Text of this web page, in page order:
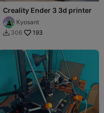
Creality Ender 3 3d printer
Kyosant
 306 193